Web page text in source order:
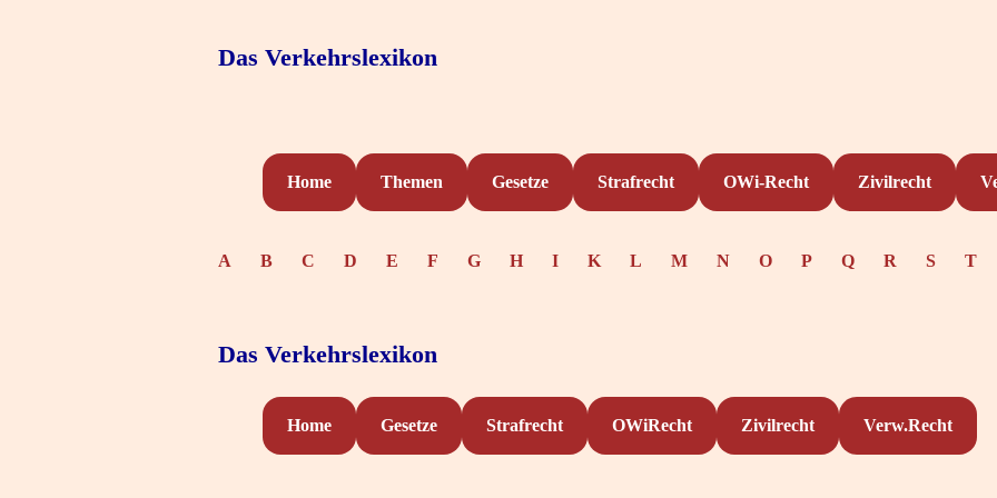
Das Verkehrslexikon
Home Themen Gesetze Strafrecht OWi-Recht Zivilrecht
A B C D E F G H I K L M N O P Q R S T
Das Verkehrslexikon
Home Gesetze Strafrecht OWiRecht Zivilrecht Verw.Recht